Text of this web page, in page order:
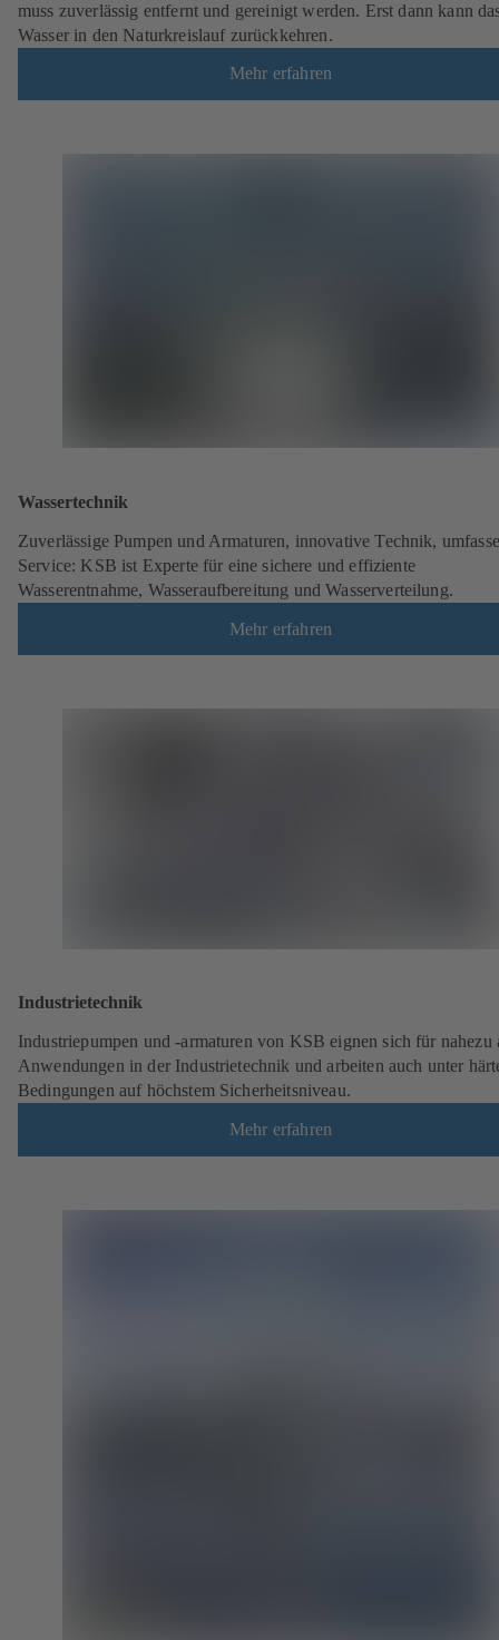
muss zuverlässig entfernt und gereinigt werden. Erst dann kann
Wasser in den Naturkreislauf zurückkehren.
Mehr erfahren
Wassertechnik
Zuverlässige Pumpen und Armaturen, innovative Technik,
Service: KSB ist Experte für eine sichere und effiziente
Wasserentnahme, Wasseraufbereitung und Wasserverteilung.
Mehr erfahren
Industrietechnik
Industriepumpen und -armaturen von KSB eignen sich für nahezu
Anwendungen in der Industrietechnik und arbeiten auch unter
Bedingungen auf höchstem Sicherheitsniveau.
Mehr erfahren